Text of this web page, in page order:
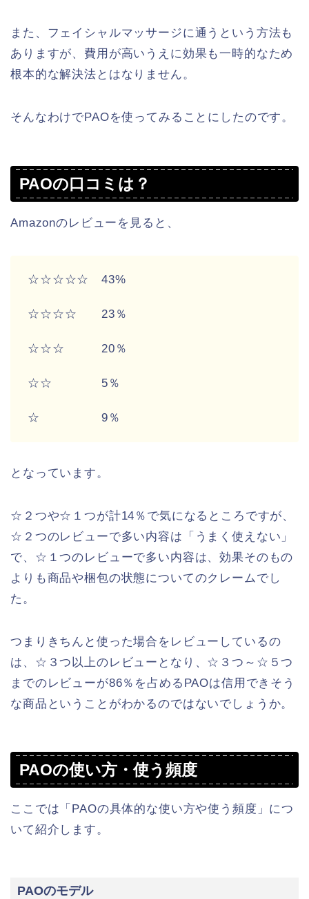
また、フェイシャルマッサージに通うという方法も
ありますが、費用が高いうえに効果も一時的なため
根本的な解決法とはなりません。
そんなわけでPAOを使ってみることにしたのです。
PAOの口コミは？
Amazonのレビューを見ると、
☆☆☆☆☆ 43%
☆☆☆☆ 23％
☆☆☆ 20％
☆☆ 5％
☆ 9％
となっています。
☆２つや☆１つが計14％で気になるところですが、
☆２つのレビューで多い内容は「うまく使えない」
で、☆１つのレビューで多い内容は、効果そのもの
よりも商品や梱包の状態についてのクレームでし
た。
つまりきちんと使った場合をレビューしているの
は、☆３つ以上のレビューとなり、☆３つ～☆５つ
までのレビューが86％を占めるPAOは信用できそう
な商品ということがわかるのではないでしょうか。
PAOの使い方・使う頻度
ここでは「PAOの具体的な使い方や使う頻度」につ
いて紹介します。
PAOのモデル